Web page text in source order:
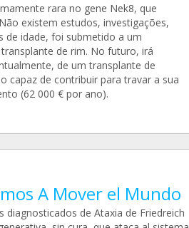
rara no gene Nek8, que
existem estudos, investigações,
idade, foi submetido a um
de rim. No futuro, irá
de um transplante de
capaz de contribuir para travar a sua
(62 000 € por ano).
A Mover el Mundo
de Ataxia de Friedreich